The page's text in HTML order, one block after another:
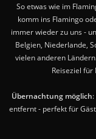
So etwas wie im
komm ins Flamingo
immer wieder zu uns -
Belgien, Niederlande,
vielen anderen
Reiseziel für
Übernachtung möglich
entfernt - perfekt für